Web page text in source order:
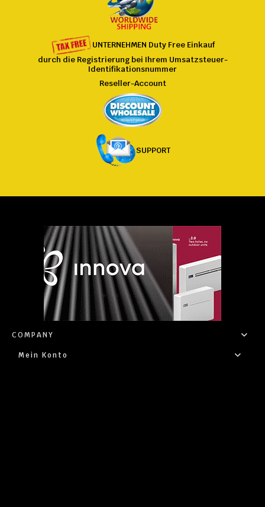
UNTERNEHMEN Duty Free Einkauf
durch die Registrierung bei Ihrem Umsatzsteuer-
Identifikationsnummer
Reseller-Account
SUPPORT
COMPANY
Mein Konto